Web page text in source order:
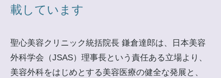
載しています
聖心美容クリニック統括院長 鎌倉達郎は、日本美容
外科学会（JSAS）理事長という責任ある立場より、
美容外科をはじめとする美容医療の健全な発展と、